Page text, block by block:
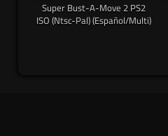
Super Bust-A-Move 2 PS2
ISO (Ntsc-Pal) (Español/Multi)